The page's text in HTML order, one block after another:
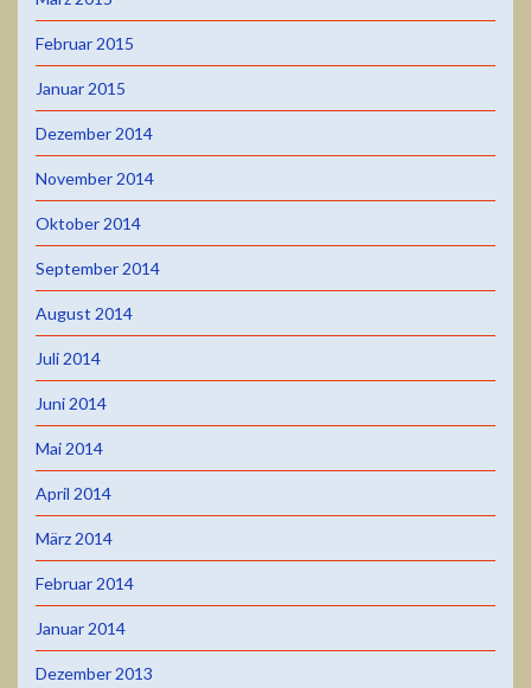
Februar 2015
Januar 2015
Dezember 2014
November 2014
Oktober 2014
September 2014
August 2014
Juli 2014
Juni 2014
Mai 2014
April 2014
März 2014
Februar 2014
Januar 2014
Dezember 2013